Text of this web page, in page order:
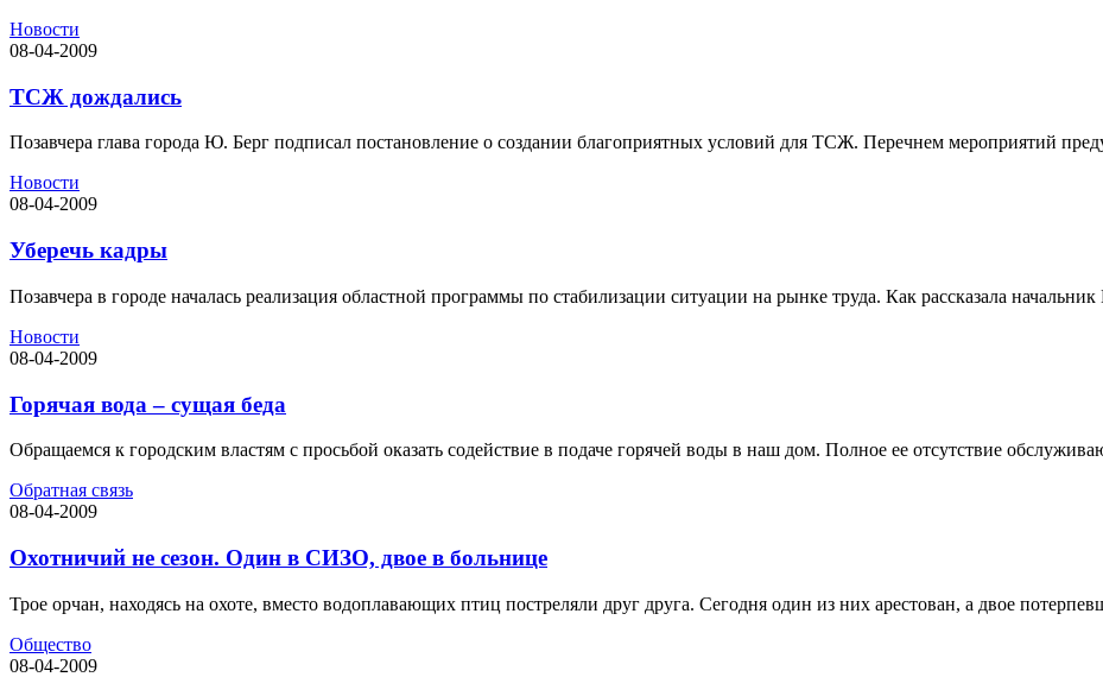
Новости
08-04-2009
ТСЖ дождались
Позавчера глава города Ю. Берг подписал постановление о создании благоприятных условий для ТСЖ. Перечнем мероприятий
Новости
08-04-2009
Уберечь кадры
Позавчера в городе началась реализация областной программы по стабилизации ситуации на рынке труда. Как рассказала
Новости
08-04-2009
Горячая вода – сущая беда
Обращаемся к городским властям с просьбой оказать содействие в подаче горячей воды в наш дом. Полное ее отсутствие
Обратная связь
08-04-2009
Охотничий не сезон. Один в СИЗО, двое в больнице
Трое орчан, находясь на охоте, вместо водоплавающих птиц постреляли друг друга. Сегодня один из них арестован, а двое
Общество
08-04-2009